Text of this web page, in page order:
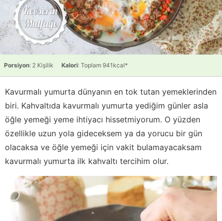
Porsiyon: 2 Kişilik Kalori: Toplam 941kcal*
Kavurmalı yumurta dünyanın en tok tutan yemeklerinden
biri. Kahvaltıda kavurmalı yumurta yediğim günler asla
öğle yemeği yeme ihtiyacı hissetmiyorum. O yüzden
özellikle uzun yola gideceksem ya da yorucu bir gün
olacaksa ve öğle yemeği için vakit bulamayacaksam
kavurmalı yumurta ilk kahvaltı tercihim olur.